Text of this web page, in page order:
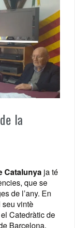
la
Catalunya ja té
que se
de l’any. En
vintè
Catedràtic de
Barcelona,